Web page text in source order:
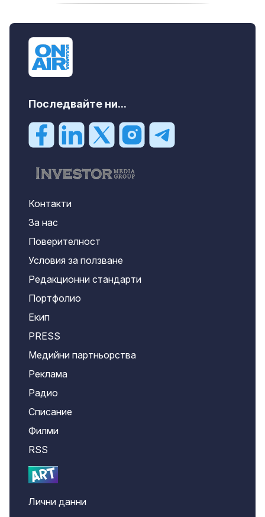
Последвайте ни...
Контакти
За нас
Поверителност
Условия за ползване
Редакционни стандарти
Портфолио
Екип
PRESS
Медийни партньорства
Реклама
Радио
Списание
Филми
RSS
Лични данни